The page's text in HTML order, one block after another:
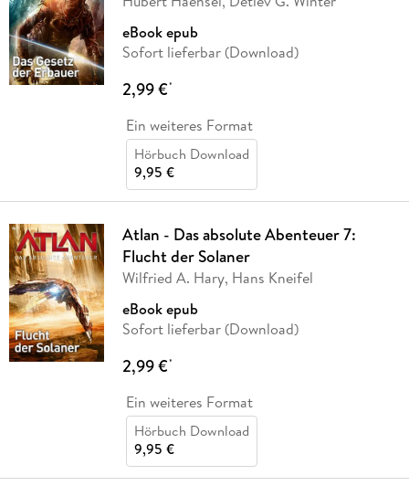
eBook epub
Sofort lieferbar (Download)
2,99 €*
Ein weiteres Format
Hörbuch Download
9,95 €
Atlan - Das absolute Abenteuer 7:
Flucht der Solaner
Wilfried A. Hary, Hans Kneifel
eBook epub
Sofort lieferbar (Download)
2,99 €*
Ein weiteres Format
Hörbuch Download
9,95 €